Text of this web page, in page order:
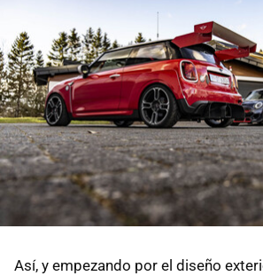
Así, y empezando por el diseño